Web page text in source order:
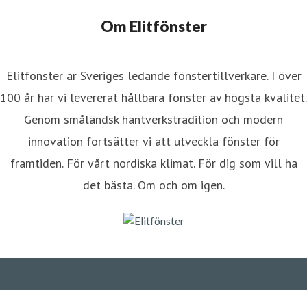
Om Elitfönster
Elitfönster är Sveriges ledande fönstertillverkare. I över
100 år har vi levererat hållbara fönster av högsta kvalitet.
Genom småländsk hantverkstradition och modern
innovation fortsätter vi att utveckla fönster för
framtiden. För vårt nordiska klimat. För dig som vill ha
det bästa. Om och om igen.